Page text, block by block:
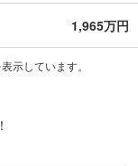
1,965万円
示しています。